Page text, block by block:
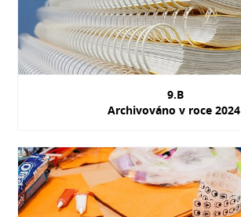
9.B
Archivováno v roce 2024